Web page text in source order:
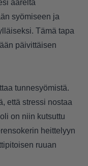
ääreltä
syömiseen ja
Tämä tapa
päivittäisen
tunnesyömistä.
että stressi nostaa
on niin kutsuttu
heittelyyn
ruuan